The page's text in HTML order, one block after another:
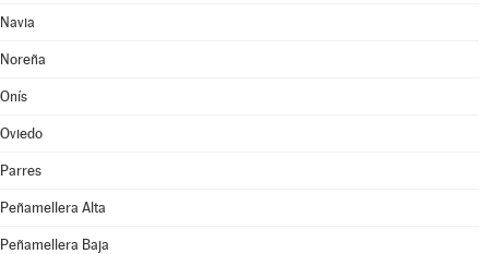
Navia
Noreña
Onís
Oviedo
Parres
Peñamellera Alta
Peñamellera Baja